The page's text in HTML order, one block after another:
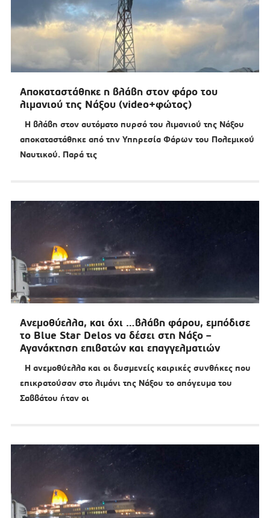
Αποκαταστάθηκε η βλάβη στον φάρο του
λιμανιού της Νάξου (video+φώτος)
Η βλάβη στον αυτόματο πυρσό του λιμανιού της Νάξου
αποκαταστάθηκε από την Υπηρεσία Φάρων του Πολεμικού
Ναυτικού. Παρά τις
Ανεμοθύελλα, και όχι …βλάβη φάρου, εμπόδισε
το Blue Star Delos να δέσει στη Νάξο –
Αγανάκτηση επιβατών και επαγγελματιών
Η ανεμοθύελλα και οι δυσμενείς καιρικές συνθήκες που
επικρατούσαν στο λιμάνι της Νάξου το απόγευμα του
Σαββάτου ήταν οι